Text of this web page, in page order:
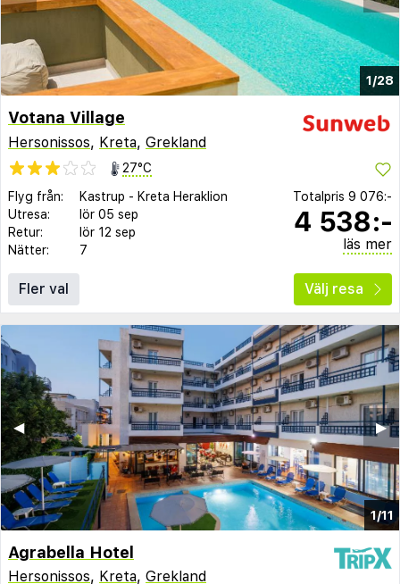
1/28
Votana Village
Hersonissos, Kreta, Grekland
27°C
Flyg från:
Kastrup - Kreta Heraklion
Utresa:
lör 05 sep
Retur:
lör 12 sep
Nätter:
7
Totalpris 9 076:-
4 538:-
läs mer
Fler val Välj resa
1/11
▶︎
◀︎
Agrabella Hotel
Hersonissos, Kreta, Grekland